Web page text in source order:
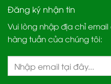
Đăng ký nhận tin
Vui lòng nhập địa chỉ
hàng tuần của chúng tôi: